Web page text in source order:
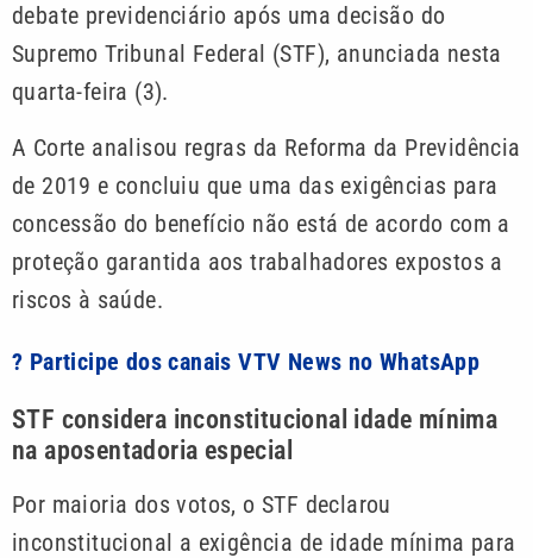
debate previdenciário após uma decisão do
Supremo Tribunal Federal (STF), anunciada nesta
quarta-feira (3).
A Corte analisou regras da Reforma da Previdência
de 2019 e concluiu que uma das exigências para
concessão do benefício não está de acordo com a
proteção garantida aos trabalhadores expostos a
riscos à saúde.
? Participe dos canais VTV News no WhatsApp
STF considera inconstitucional idade mínima
na aposentadoria especial
Por maioria dos votos, o STF declarou
inconstitucional a exigência de idade mínima para